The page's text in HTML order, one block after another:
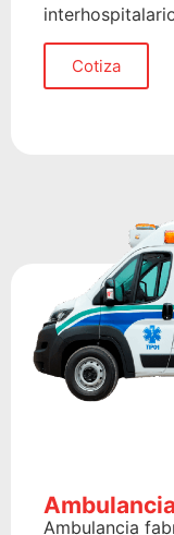
Cotiza
Ambulancia